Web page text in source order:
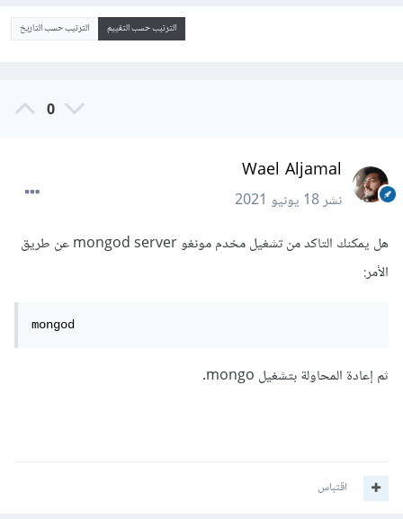
الترتيب حسب التقييم الترتيب حسب التاريخ
0
Wael Aljamal
نشر18 يونيو 2021
هل يمكنك التاكد من تشغيل مخدم مونغو mongod server عن طريق
الأمر:
mongod
ثم إعادة المحاولة بتشغيل mongo.
اقتباس